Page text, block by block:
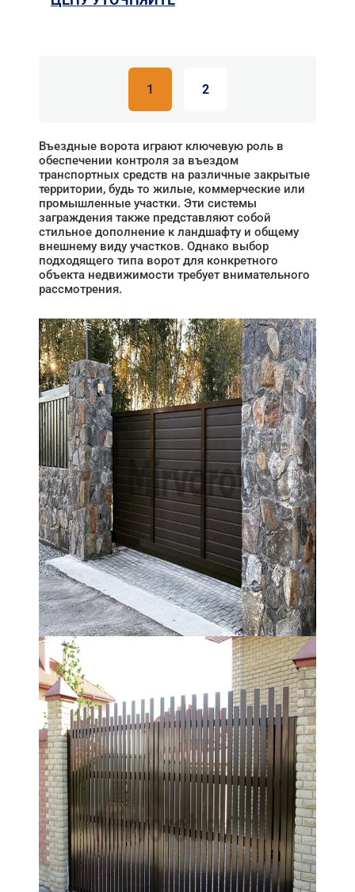
1 2
Въездные ворота играют ключевую роль в
обеспечении контроля за въездом
транспортных средств на различные закрытые
территории, будь то жилые, коммерческие или
промышленные участки. Эти системы
заграждения также представляют собой
стильное дополнение к ландшафту и общему
внешнему виду участков. Однако выбор
подходящего типа ворот для конкретного
объекта недвижимости требует внимательного
рассмотрения.